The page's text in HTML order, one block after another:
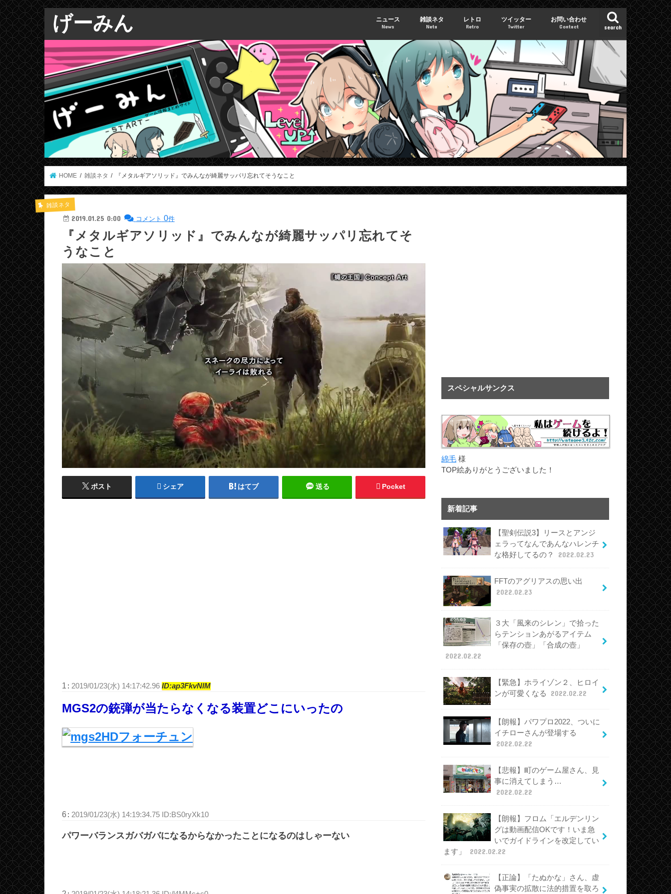
げーみん search
ニュース
News
雑談ネタ
Neta
レトロ
Retro
ツイッター
Twitter
お問い合わせ
Contact
HOME 雑談ネタ 『メタルギアソリッド』でみんなが綺麗サッパリ忘れてそうなこと
雑談ネタ
2019.01.25 0:00 コメント 0件
『メタルギアソリッド』でみんなが綺麗サッパリ忘れてそ
うなこと
ポスト シェア はてブ 送る Pocket
1 : 2019/01/23(水) 14:17:42.96 ID:ap3FkvNlM
MGS2の銃弾が当たらなくなる装置どこにいったの
6 : 2019/01/23(水) 14:19:34.75 ID:BS0ryXk10
パワーバランスガバガバになるからなかったことになるのはしゃーない
スペシャルサンクス
綿毛 様
TOP絵ありがとうございました！
新着記事
【聖剣伝説3】リースとアンジ
ェラってなんであんなハレンチ
な格好してるの？
2022.02.23
FFTのアグリアスの思い出
2022.02.23
３大「風来のシレン」で拾った
らテンションあがるアイテム
「保存の壺」「合成の壺」
2022.02.22
【緊急】ホライゾン２、ヒロイ
ンが可愛くなる
2022.02.22
【朗報】パワプロ2022、ついに
イチローさんが登場する
2022.02.22
【悲報】町のゲーム屋さん、見
事に消えてしまう…
2022.02.22
【朗報】フロム「エルデンリン
グは動画配信OKです！いま急
いでガイドラインを改定してい
ます」
2022.02.22
【正論】「たぬかな」さん、虚
偽事実の拡散に法的措置を取ろ